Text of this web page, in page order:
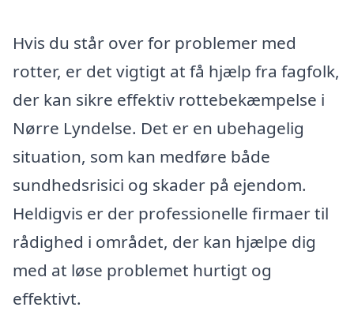
Hvis du står over for problemer med
rotter, er det vigtigt at få hjælp fra fagfolk,
der kan sikre effektiv rottebekæmpelse i
Nørre Lyndelse. Det er en ubehagelig
situation, som kan medføre både
sundhedsrisici og skader på ejendom.
Heldigvis er der professionelle firmaer til
rådighed i området, der kan hjælpe dig
med at løse problemet hurtigt og
effektivt.